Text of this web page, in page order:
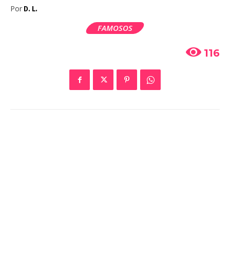
Por D. L.
FAMOSOS
116